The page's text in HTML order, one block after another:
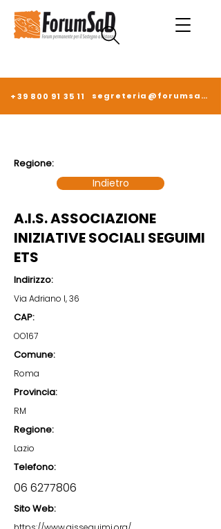
+39 800 91 35 11 segreteria@forumsad.it
Regione:
Indietro
A.I.S. ASSOCIAZIONE
INIZIATIVE SOCIALI SEGUIMI
ETS
Indirizzo:
Via Adriano I, 36
CAP:
OO167
Comune:
Roma
Provincia:
RM
Regione:
Lazio
Telefono:
06 6277806
Sito Web: